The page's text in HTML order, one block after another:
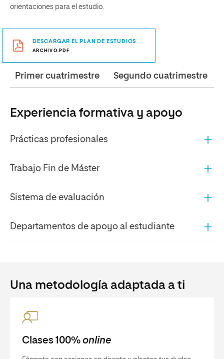
orientaciones para el estudio.
DESCARGAR EL PLAN DE ESTUDIOS
ARCHIVO.PDF
Primer cuatrimestre Segundo cuatrimestre
Experiencia formativa y apoyo
Prácticas profesionales
Trabajo Fin de Máster
Sistema de evaluación
Departamentos de apoyo al estudiante
Una metodología adaptada a ti
Clases 100% online